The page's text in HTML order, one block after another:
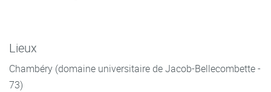
Lieux
Chambéry (domaine universitaire de Jacob-Bellecombette -
73)